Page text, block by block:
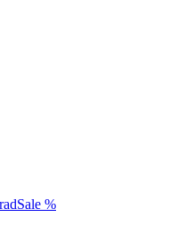
Sale %